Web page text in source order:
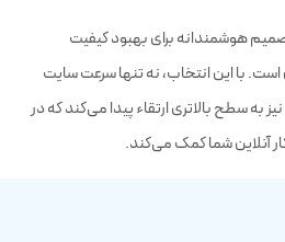
هوشمندانه برای بهبود کیفیت
با این انتخاب، نه تنها سرعت سایت
به سطح بالاتری ارتقاء پیدا می‌کند که در
آنلاین شما کمک می‌کند.